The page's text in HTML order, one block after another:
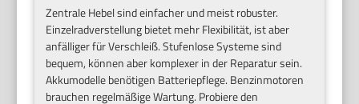
Zentrale Hebel sind einfacher und meist robuster.
Einzelradverstellung bietet mehr Flexibilität, ist aber
anfälliger für Verschleiß. Stufenlose Systeme sind
bequem, können aber komplexer in der Reparatur sein.
Akkumodelle benötigen Batteriepflege. Benzinmotoren
brauchen regelmäßige Wartung. Probiere den